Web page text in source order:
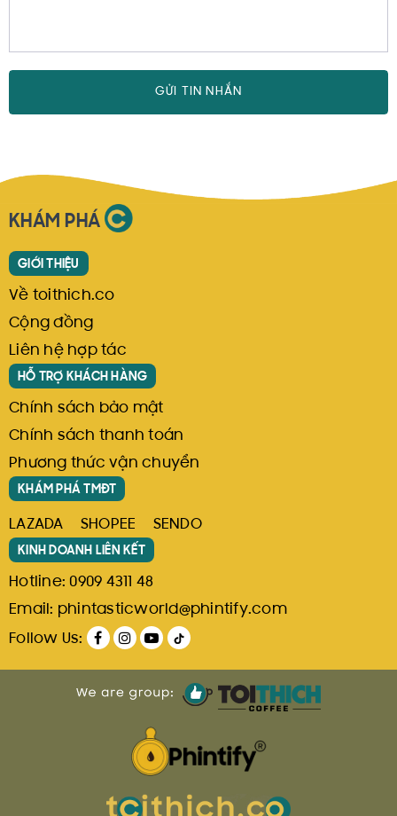
GỬI TIN NHẮN
KHÁM PHÁ
GIỚI THIỆU
Về toithich.co
Cộng đồng
Liên hệ hợp tác
HỖ TRỢ KHÁCH HÀNG
Chính sách bảo mật
Chính sách thanh toán
Phương thức vận chuyển
KHÁM PHÁ TMĐT
LAZADA SHOPEE SENDO
KINH DOANH LIÊN KẾT
Hotline: 0909 4311 48
Email: phintasticworld@phintify.com
Follow Us: